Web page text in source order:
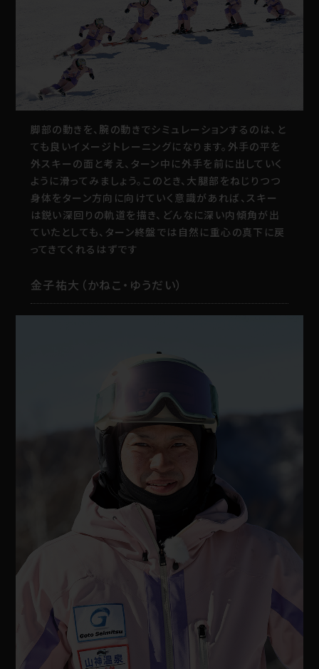
脚部の動きを、腕の動きでシミュレーションするのは、と
ても良いイメージトレーニングになります。外手の平を
外スキーの面と考え、ターン中に外手を前に出していく
ように滑ってみましょう。このとき、大腿部をねじりつつ
身体をターン方向に向けていく意識があれば、スキー
は鋭い深回りの軌道を描き、どんなに深い内傾角が出
ていたとしても、ターン終盤では自然に重心の真下に戻
ってきてくれるはずです
金子祐大（かねこ・ゆうだい）